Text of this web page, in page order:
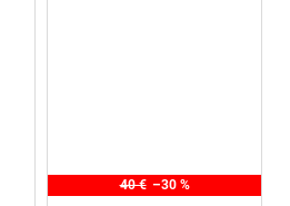
40 € –30 %